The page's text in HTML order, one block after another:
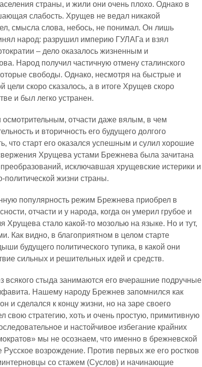
страны, и жили они очень плохо. Однако в
слабость. Хрущев не ведал никакой
смысла слова, небось, не понимал. Он лишь
народ: разрушил империю ГУЛАГа и взял
– дело оказалось жизненным и
Народ получил частичную отмену сталинского
свободы. Однако, несмотря на быстрые и
цели скоро сказалось, а в итоге Хрущев скоро
и был легко устранен.
отчасти даже вялым, в чем
и вторичность его будущего долгого
что старт его оказался успешным и сулил хорошие
Хрущева устами Брежнева была зачитана
исключавшая хрущевские истерики и
жизни страны.
популярность режим Брежнева приобрел в
отчасти и у народа, когда он умерил грубое и
Хрущева стало какой‑то мозолью на языке. Но и тут,
Как видно, в благоприятном в целом старте
будущего политического тупика, в какой они
сильных и решительных идей и средств.
всякого стыда занимаются его вчерашние подручные
Нашему народу Брежнев запомнился как
и сделался к концу жизни, но на заре своего
стратегию, хоть и очень простую, примитивную
и настойчивое избегание крайних
мы не осознаем, что именно в брежневской
Русское возрождение. Против первых же его ростков
со стажем (Суслов) и начинающие